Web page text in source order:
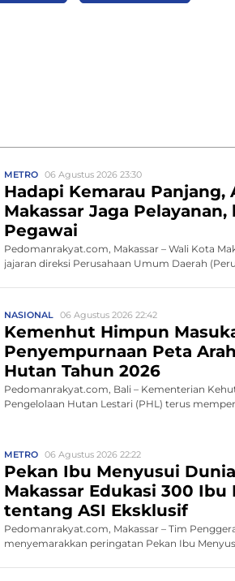
METRO 06 Agustus 2026 23:30
Hadapi Kemarau Panjang,
Makassar Jaga
Pegawai
Pedomanrakyat.com, Makassar – Wali Kota
jajaran direksi Perusahaan Umum Daerah
NASIONAL 06 Agustus 2026 22:42
Kemenhut Himpun
Penyempurnaan Peta
Hutan Tahun 2026
Pedomanrakyat.com, Bali – Kementerian
Pengelolaan Hutan Lestari (PHL) terus
METRO 06 Agustus 2026 22:22
Pekan Ibu Menyusui
Makassar Edukasi 300 Ibu
tentang ASI Eksklusif
Pedomanrakyat.com, Makassar – Tim
menyemarakkan peringatan Pekan Ibu